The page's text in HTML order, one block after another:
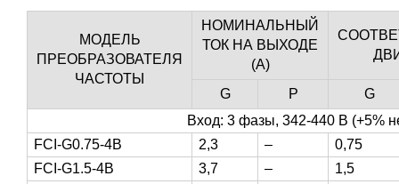
МОДЕЛЬ
ПРЕОБРАЗОВАТЕЛЯ
ЧАСТОТЫ
НОМИНАЛЬНЫЙ
ТОК НА ВЫХОДЕ
(А)
G P
G
Вход: 3 фазы, 342-440 В (+5%
FCI-G0.75-4B
2,3 –
0,75
FCI-G1.5-4B
3,7 –
1,5